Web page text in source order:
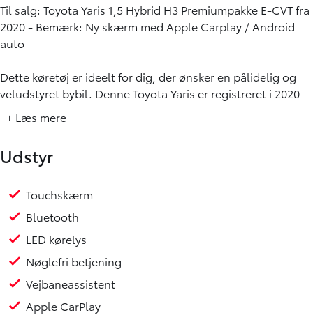
Til salg: Toyota Yaris 1,5 Hybrid H3 Premiumpakke E-CVT fra
2020 - Bemærk: Ny skærm med Apple Carplay / Android
auto
Dette køretøj er ideelt for dig, der ønsker en pålidelig og
veludstyret bybil. Denne Toyota Yaris er registreret i 2020
kombination af benzin og el, tilbyder bilen en god balance
29,7 km/l. Med en praktisk hatchback-karrosseri og 5 døre
er der masser af plads til både passagerer og bagage. Den
årlige ejerafgift er på 1.280 kr.
Dette køretøj er spækket med funktioner, der øger din
køreoplevelse. Udstyrsniveauet er H3 Premiumpakke, og
her er nogle af de mange fordele:
+ Læs mere
Udstyr
Touchskærm
Bluetooth
LED kørelys
Nøglefri betjening
Vejbaneassistent
Apple CarPlay
Håndfri telefon
Multifunktionsrat
USB stik
Højdejusterbart førersæde
Justerbart rat
Kopholder
Læderrat
Splitbagsæde
Tonede ruder
Metallak
15" Alufælge
LED baglygter
Automatisk op-/nedblænding
Sædevarme for/bag